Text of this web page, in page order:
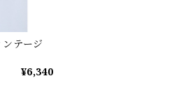
テージ
¥6,340